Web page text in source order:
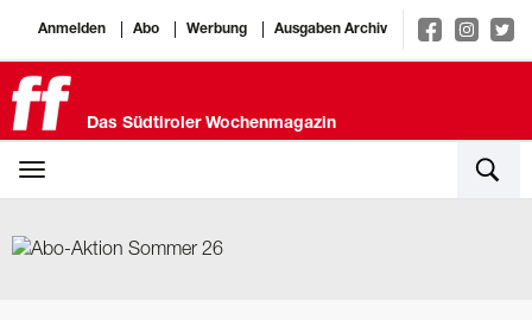
Anmelden Abo Werbung Ausgaben Archiv
Das Südtiroler Wochenmagazin